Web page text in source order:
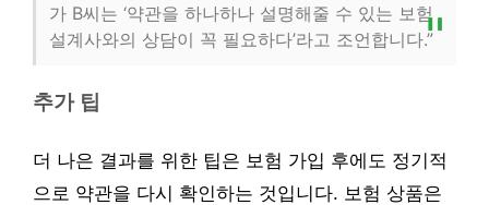
가 B씨는 ‘약관을 하나하나 설명해줄 수 있는 보험
설계사와의 상담이 꼭 필요하다’라고 조언합니다.”
추가 팁
더 나은 결과를 위한 팁은 보험 가입 후에도 정기적
으로 약관을 다시 확인하는 것입니다. 보험 상품은